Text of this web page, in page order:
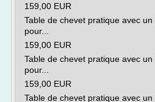
159,00 EUR
Table de chevet pratique avec
pour...
159,00 EUR
Table de chevet pratique avec
pour...
159,00 EUR
Table de chevet pratique avec